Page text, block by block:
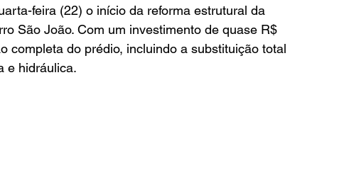
Redes Sociais Trânsito Reality Show
feira (22) o início da reforma estrutural da
São João. Com um investimento de quase R$
completa do prédio, incluindo a substituição total
e hidráulica.